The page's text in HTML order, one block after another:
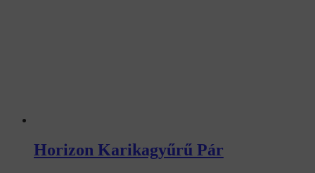
Horizon Karikagyűrű Pár